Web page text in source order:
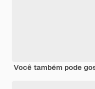
Você também pode